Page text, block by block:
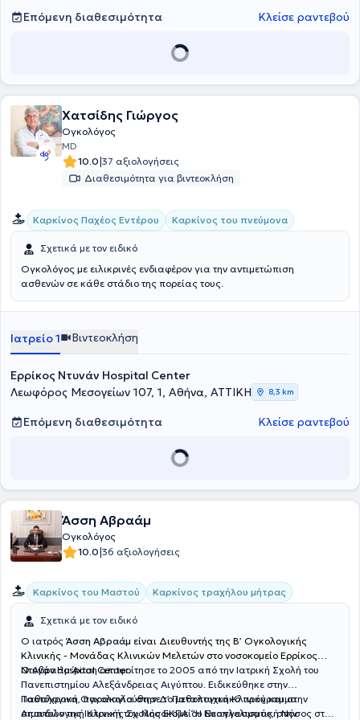
Επόμενη διαθεσιμότητα Κλείσε ραντεβού
Χατσίδης Γιώργος
Ογκολόγος
MD
10.0|37 αξιολογήσεις
Διαθεσιμότητα για βιντεοκλήση
Καρκίνος Παχέος Εντέρου Καρκίνος του πνεύμονα
Σχετικά με τον ειδικό
Ογκολόγος με ειλικρινές ενδιαφέρον για την αντιμετώπιση
ασθενών σε κάθε στάδιο της πορείας τους.
Ιατρείο 1 Βιντεοκλήση
Ερρίκος Ντυνάν Hospital Center
Λεωφόρος Μεσογείων 107, 1, Αθήνα, ΑΤΤΙΚΗ
8,3 km
Επόμενη διαθεσιμότητα Κλείσε ραντεβού
Άσση Αβραάμ
Ογκολόγος
10.0|36 αξιολογήσεις
Καρκίνος του Μαστού Καρκίνος τραχήλου μήτρας
Σχετικά με τον ειδικό
Ο ιατρός Άσση Αβραάμ είναι Διευθυντής της Β’ Ογκολογικής
Κλινικής - Μονάδας Κλινικών Μελετών στο νοσοκομείο Ερρίκος
Ντυνάν Hospital Center.
Ο Αβραάμ Άσση αποφοίτησε το 2005 από την Ιατρική Σχολή του
Πανεπιστημίου Αλεξάνδρειας Αιγύπτου. Ειδικεύθηκε στην
Παθολογική Ογκολογία στην Δ’ Παθολογική Κλινική και στην
Αιματολογική Κλινική του Νοσοκομείου Ευαγγελισμός, στην
Ταυτόχρονα, παρακολούθησε το μεταπτυχιακό πρόγραμμα
σπουδών της Ιατρικής Σχολής ΕΚΠΑ “Η Νεοπλασματική Νόσος στον